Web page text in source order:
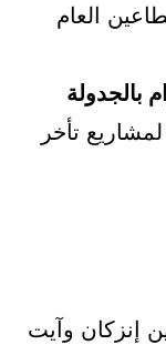
العام
بالجدولة
تأخر
إنزكان وآيت